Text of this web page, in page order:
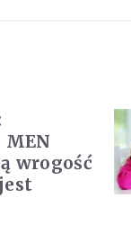
MEN
wrogość